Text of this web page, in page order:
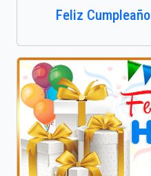
Feliz